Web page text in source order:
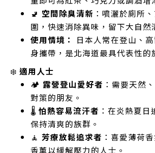
🚽 空間除臭清新 ：噴灑於廁所
圍，快速消除異味，留下大自然
使用情境：
日本人常在登山、
身攜帶，是北海道最具代表性的
❄️ 適用人士
🏕️ 露營登山愛好者 ：需要天然
對策的朋友。
🌡️ 怕熱容易流汗者 ：在炎熱夏日
保持清爽的族群。
🧘 芳療放鬆追求者 ：喜愛薄荷
香薰以緩解壓力的人士。